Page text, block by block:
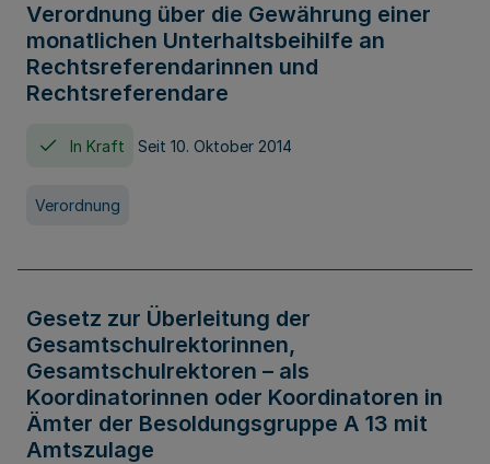
Verordnung über die Gewährung einer
monatlichen Unterhaltsbeihilfe an
Rechtsreferendarinnen und
Rechtsreferendare
In Kraft Seit 10. Oktober 2014
Verordnung
Gesetz zur Überleitung der
Gesamtschulrektorinnen,
Gesamtschulrektoren – als
Koordinatorinnen oder Koordinatoren in
Ämter der Besoldungsgruppe A 13 mit
Amtszulage